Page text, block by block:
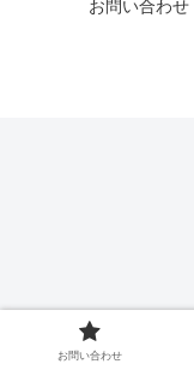
お問い合わせ
お問い合わせ